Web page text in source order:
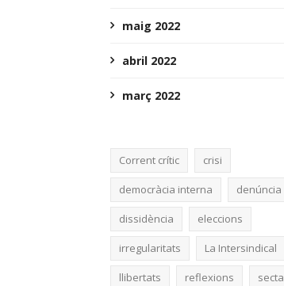
maig 2022
abril 2022
març 2022
Corrent crític crisi
democràcia interna denúncia
dissidència eleccions
irregularitats La Intersindical
llibertats reflexions secta